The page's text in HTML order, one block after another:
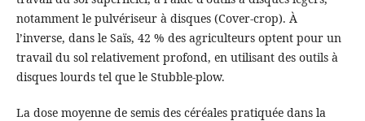
notamment le pulvériseur à disques (Cover-crop). À
l’inverse, dans le Saïs, 42 % des agriculteurs optent pour un
travail du sol relativement profond, en utilisant des outils à
disques lourds tel que le Stubble-plow.
La dose moyenne de semis des céréales pratiquée dans la